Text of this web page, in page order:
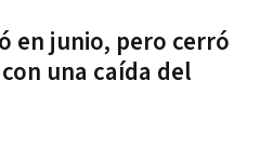
en junio, pero cerró
una caída del